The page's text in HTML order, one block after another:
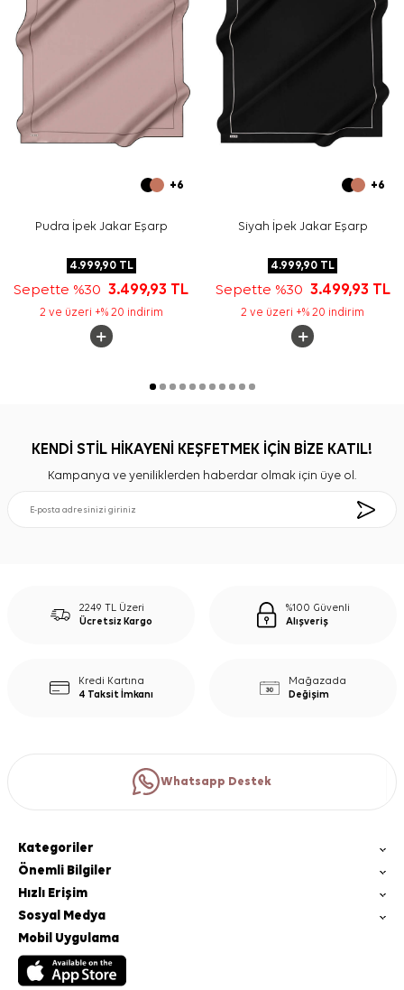
+6
Pudra İpek Jakar Eşarp
4.999,90TL
Sepette %303.499,93 TL
2 ve üzeri +% 20 indirim
+6
Siyah İpek Jakar Eşarp
4.999,90 TL
Sepette %30 3.499,93 TL
2 ve üzeri +% 20 indirim
KENDİ STİL HİKAYENİ KEŞFETMEK İÇİN BİZE KATIL!
Kampanya ve yeniliklerden haberdar olmak için üye ol.
2249 TL Üzeri
Ücretsiz Kargo
%100 Güvenli
Alışveriş
Kredi Kartına
4 Taksit İmkanı
Mağazada
Değişim
Whatsapp Destek
Kategoriler
Önemli Bilgiler
Hızlı Erişim
Sosyal Medya
Mobil Uygulama